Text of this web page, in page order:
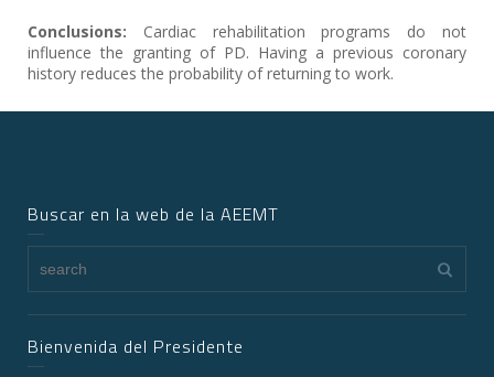
Conclusions: Cardiac rehabilitation programs do not
influence the granting of PD. Having a previous coronary
history reduces the probability of returning to work.
Buscar en la web de la AEEMT
Bienvenida del Presidente